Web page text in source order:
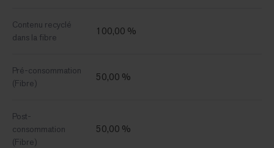
Contenu recyclé
dans la fibre
100,00 %
Pré-consommation
(Fibre)
50,00 %
Post-
consommation
(Fibre)
50,00 %